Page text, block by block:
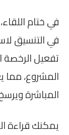
في ختام
في التنسيق
تفعيل
المشروع، مما
المباشرة
يمكنك قراءة